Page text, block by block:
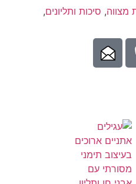
מצווה, סיכות ותליונים,